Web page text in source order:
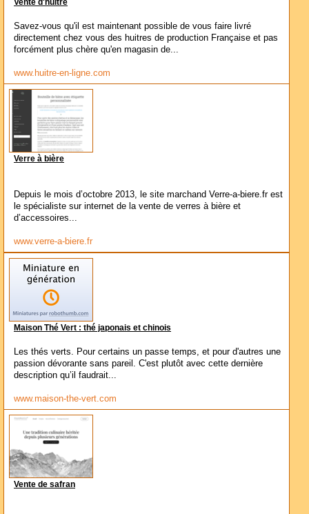
Vente d'huitre
Savez-vous qu'il est maintenant possible de vous faire livré
directement chez vous des huitres de production Française et pas
forcément plus chère qu'en magasin de...
www.huitre-en-ligne.com
Verre à bière
Depuis le mois d’octobre 2013, le site marchand Verre-a-biere.fr est
le spécialiste sur internet de la vente de verres à bière et
d’accessoires...
www.verre-a-biere.fr
Maison Thé Vert : thé japonais et chinois
Les thés verts. Pour certains un passe temps, et pour d'autres une
passion dévorante sans pareil. C'est plutôt avec cette dernière
description qu’il faudrait...
www.maison-the-vert.com
Vente de safran